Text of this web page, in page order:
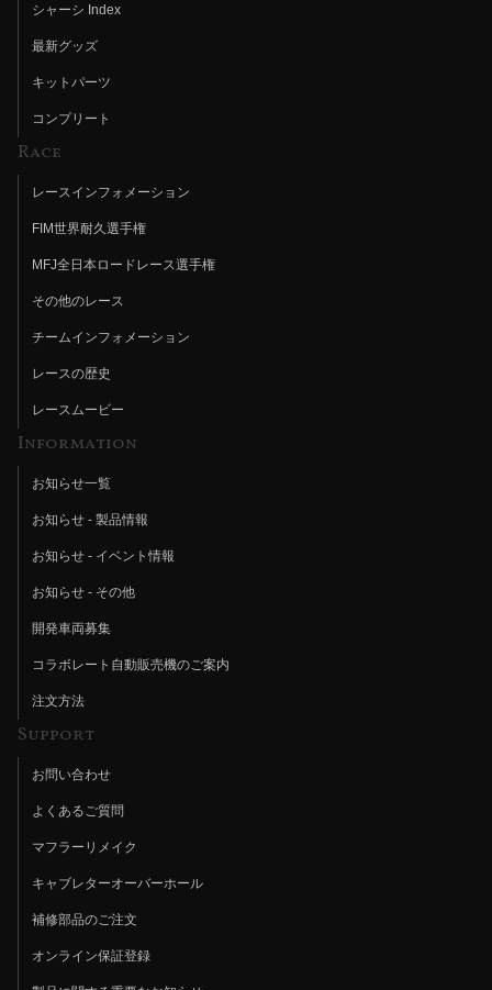
シャーシ Index
最新グッズ
キットパーツ
コンプリート
Race
レースインフォメーション
FIM世界耐久選手権
MFJ全日本ロードレース選手権
その他のレース
チームインフォメーション
レースの歴史
レースムービー
Information
お知らせ一覧
お知らせ - 製品情報
お知らせ - イベント情報
お知らせ - その他
開発車両募集
コラボレート自動販売機のご案内
注文方法
Support
お問い合わせ
よくあるご質問
マフラーリメイク
キャブレターオーバーホール
補修部品のご注文
オンライン保証登録